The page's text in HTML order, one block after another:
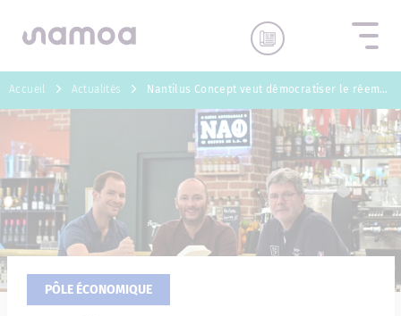
Accueil Actualités Nantilus Concept veut démocratiser le réemploi dans la restauration
PÔLE ÉCONOMIQUE